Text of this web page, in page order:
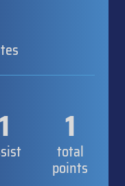
1 1
total
points